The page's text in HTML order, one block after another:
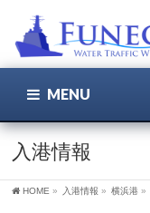
MENU
入港情報
HOME » 入港情報 » 横浜港 »
ユーザー名 / メール